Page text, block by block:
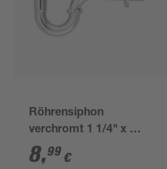
Röhrensiphon
verchromt 1 1/4" x 32
mm
8,99 €